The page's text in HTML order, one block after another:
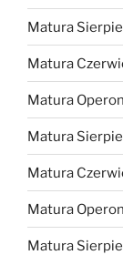
Matura
Matura
Matura
Matura
Matura
Matura
Matura